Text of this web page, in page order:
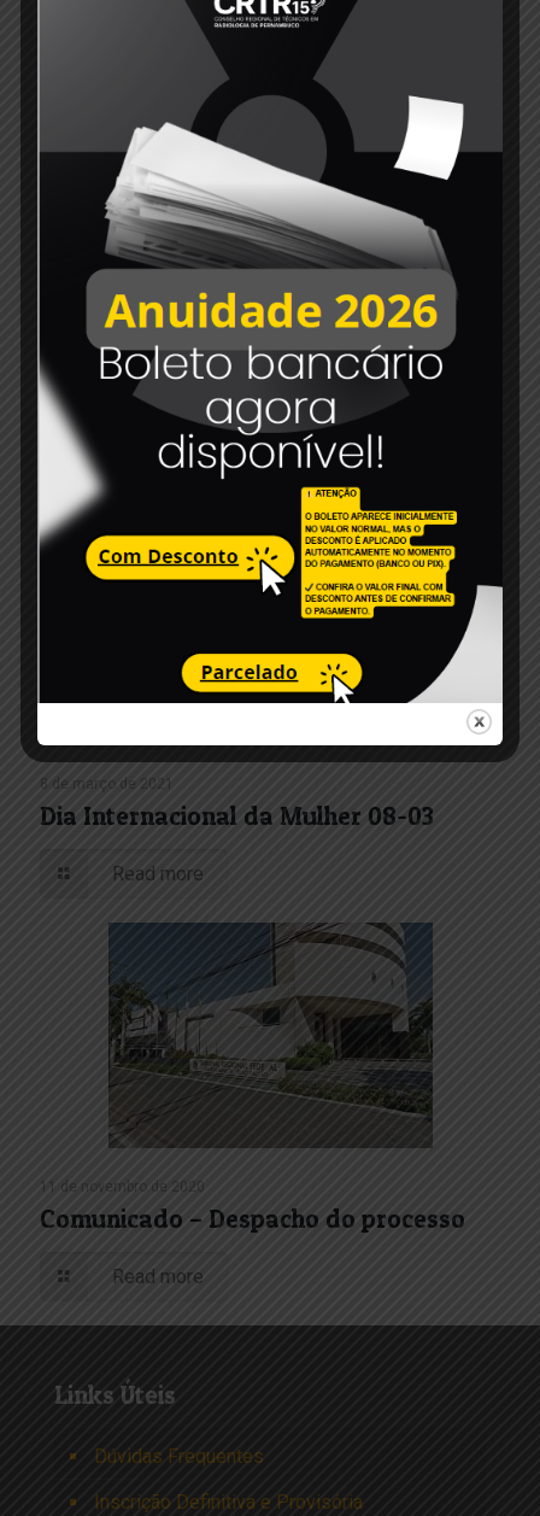
21 de maio de 2021
Campanha – Eu apoio a PL 3.661/12
Read more
8 de março de 2021
Dia Internacional da Mulher 08-03
Read more
11 de novembro de 2020
Comunicado – Despacho do processo
Read more
Links Úteis
Dúvidas Frequentes
Inscrição Definitiva e Provisória